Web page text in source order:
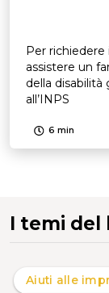
Per richiedere
assistere un
della disabilità
all’INPS
6 min
I temi del
Aiuti alle